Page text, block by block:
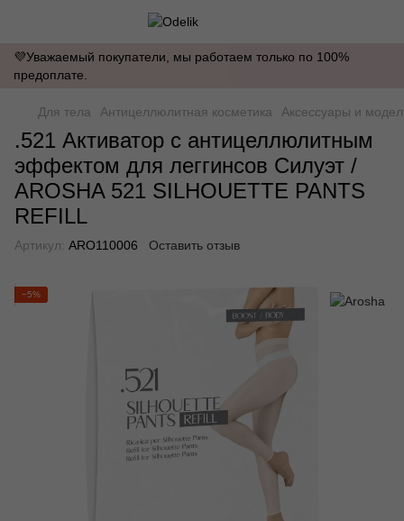
💜Уважаемый покупатели, мы работаем только по 100%
предоплате.
Для тела Антицеллюлитная косметика Аксессуары и
.521 Активатор с антицеллюлитным
эффектом для леггинсов Силуэт /
AROSHA 521 SILHOUETTE PANTS
REFILL
Артикул: ARO110006 Оставить отзыв
−5%